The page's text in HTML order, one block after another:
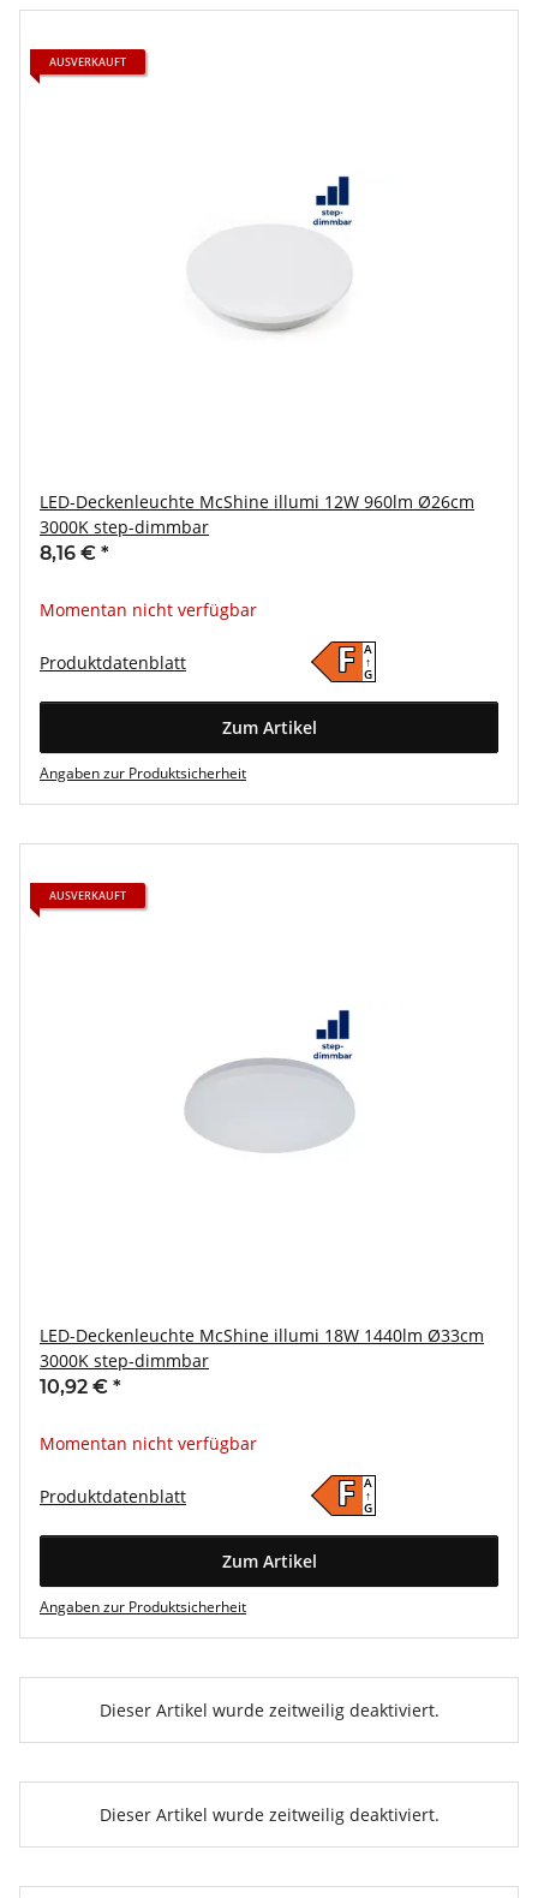
AUSVERKAUFT
LED-Deckenleuchte McShine illumi 12W 960lm Ø26cm
3000K step-dimmbar
8,16 € *
Momentan nicht verfügbar
Produktdatenblatt F A
↑
G
Zum Artikel
Angaben zur Produktsicherheit
AUSVERKAUFT
LED-Deckenleuchte McShine illumi 18W 1440lm Ø33cm
3000K step-dimmbar
10,92 € *
Momentan nicht verfügbar
Produktdatenblatt F A
↑
G
Zum Artikel
Angaben zur Produktsicherheit
Dieser Artikel wurde zeitweilig deaktiviert.
Dieser Artikel wurde zeitweilig deaktiviert.